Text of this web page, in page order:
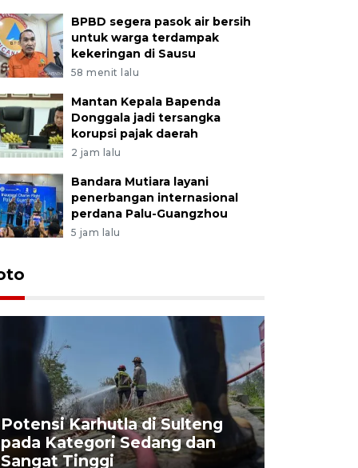
BPBD segera pasok air bersih
untuk warga terdampak
kekeringan di Sausu
58 menit lalu
Mantan Kepala Bapenda
Donggala jadi tersangka
korupsi pajak daerah
2 jam lalu
Bandara Mutiara layani
penerbangan internasional
perdana Palu-Guangzhou
5 jam lalu
Potensi Karhutla di Sulteng
pada Kategori Sedang dan
Sangat Tinggi